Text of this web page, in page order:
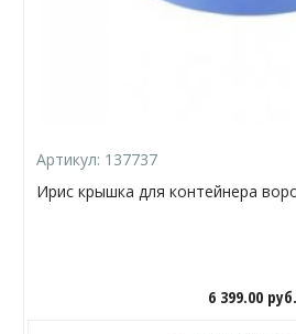
Артикул: 137737
Ирис крышка для контейнера
6 399.00 руб.